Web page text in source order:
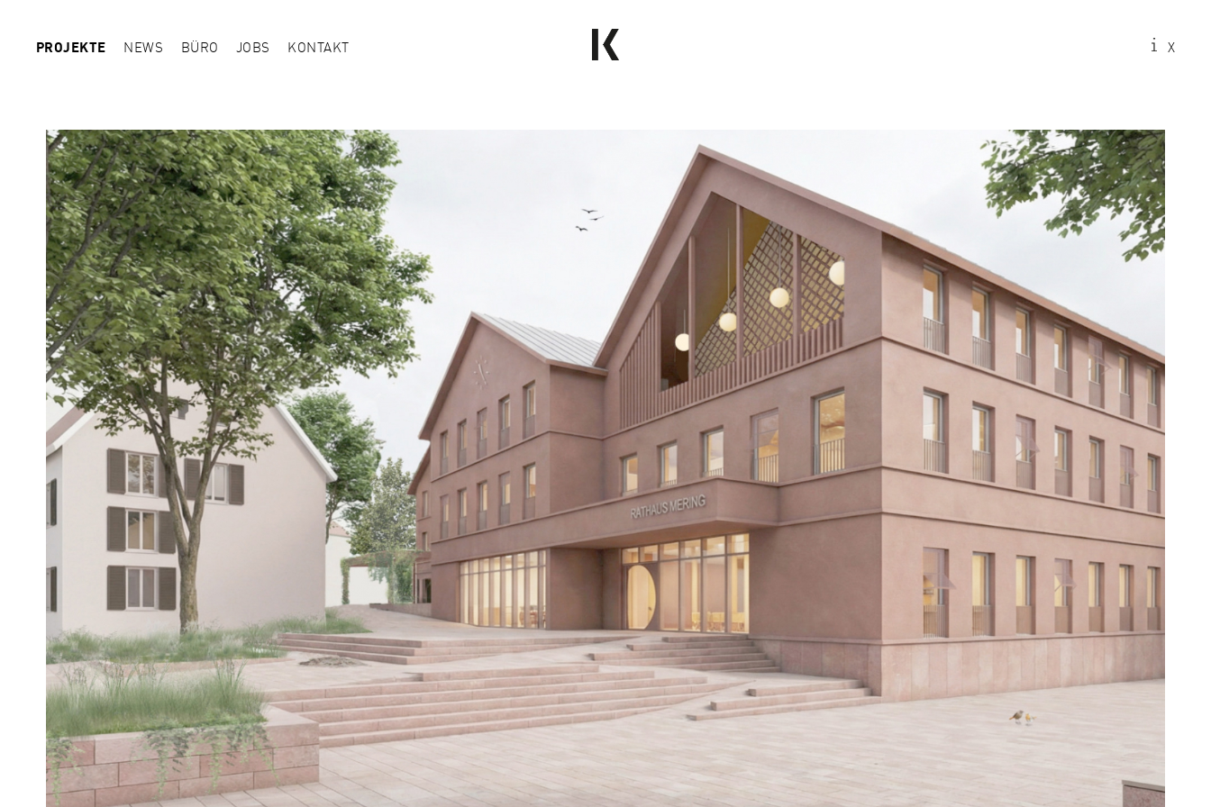
PROJEKTE NEWS BÜRO JOBS KONTAKT X
INFO